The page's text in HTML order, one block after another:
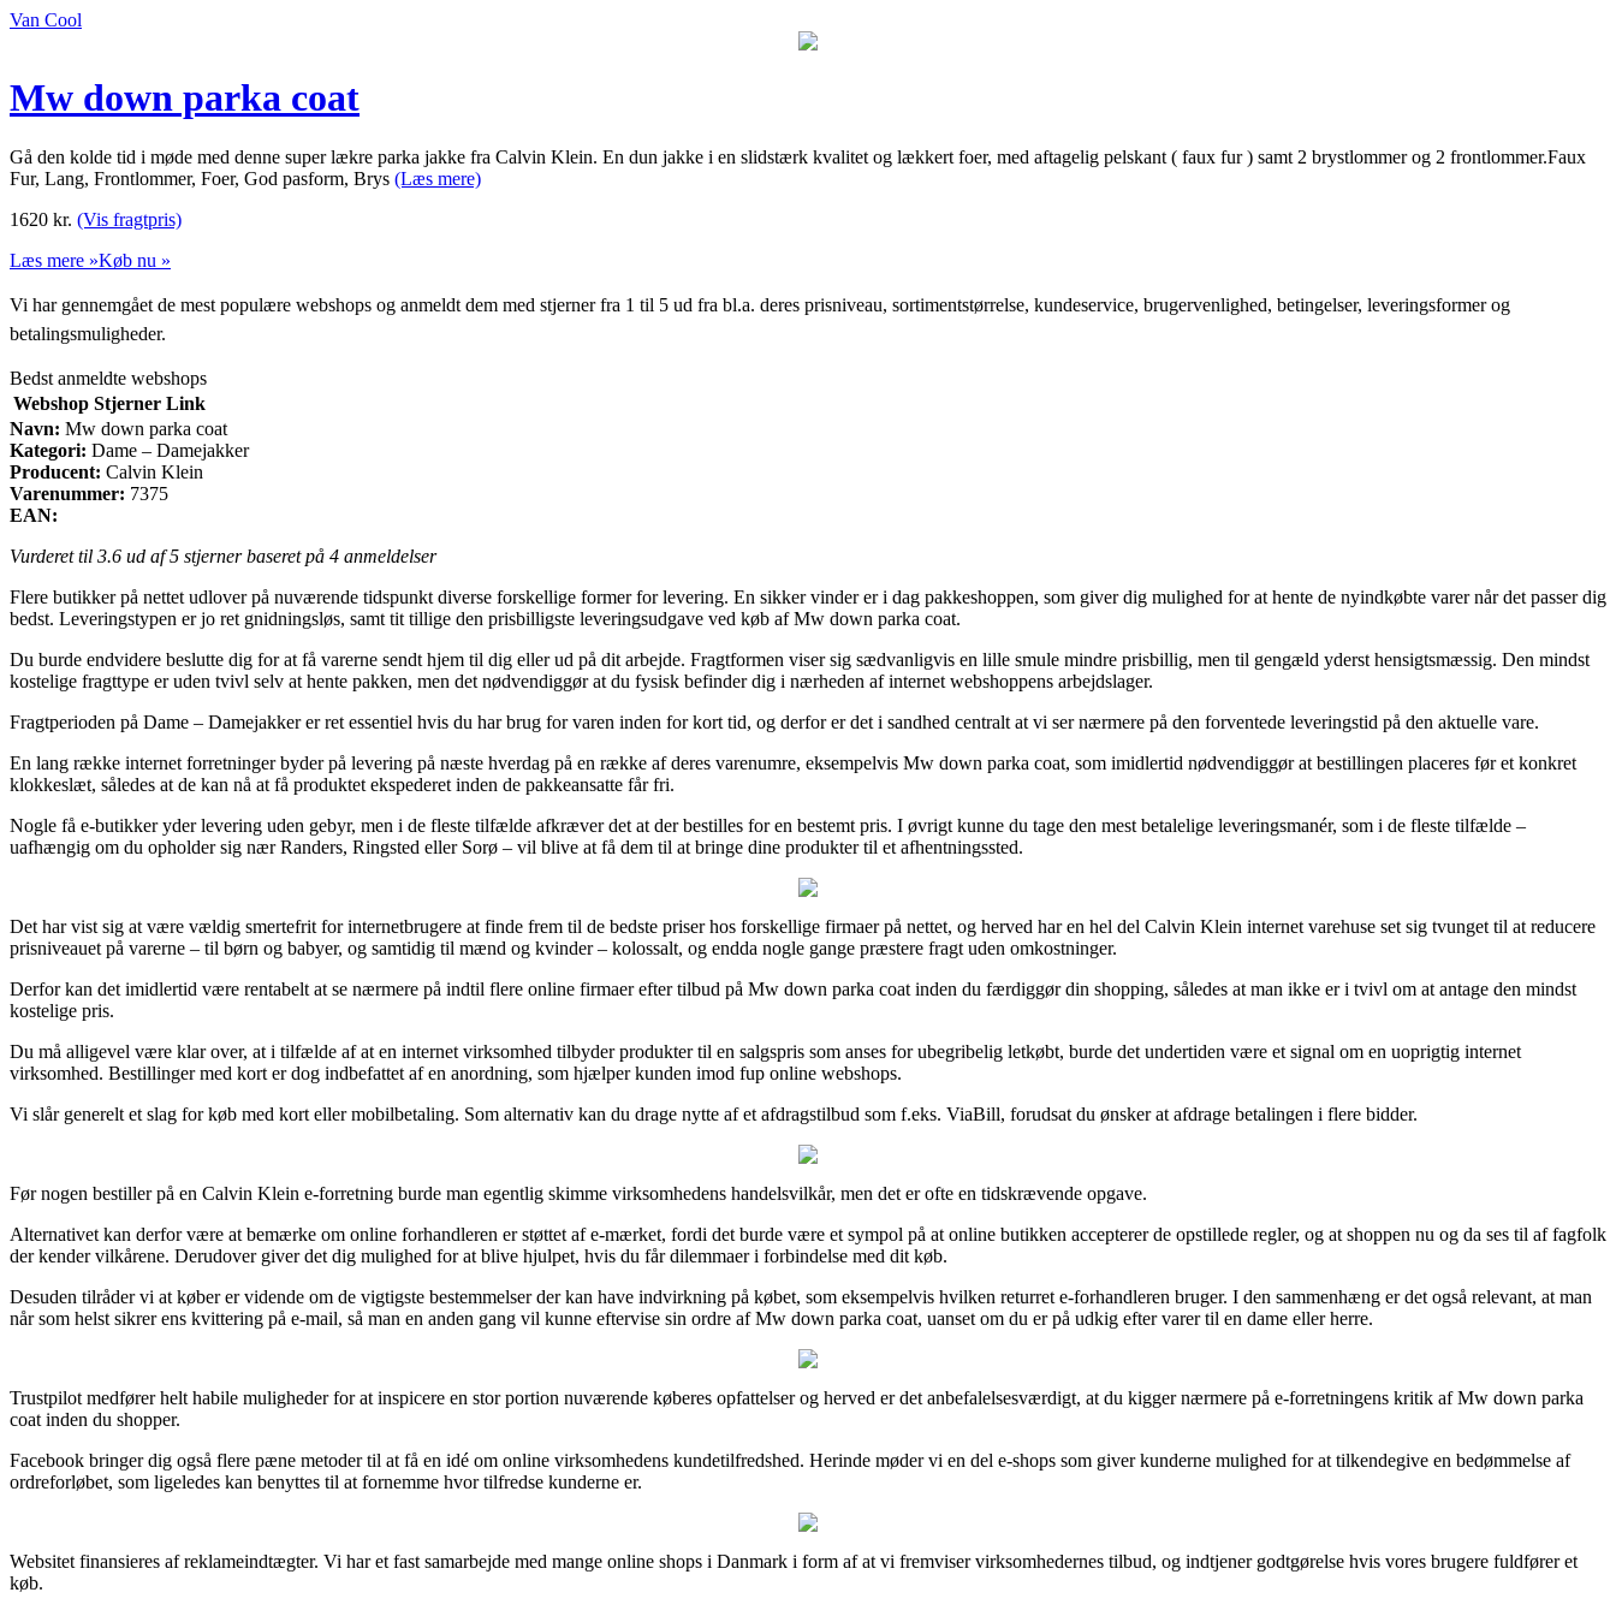
Van Cool
Mw down parka coat
Gå den kolde tid i møde med denne super lækre parka jakke fra Calvin Klein. En dun jakke i en slidstærk kvalitet og lækkert foer, med aftagelig pelskant ( faux fur ) samt 2 brystlommer og 2 frontlommer.Faux
Fur, Lang, Frontlommer, Foer, God pasform, Brys (Læs mere)
1620 kr. (Vis fragtpris)
Læs mere »Køb nu »
Vi har gennemgået de mest populære webshops og anmeldt dem med stjerner fra 1 til 5 ud fra bl.a. deres prisniveau, sortimentstørrelse, kundeservice, brugervenlighed, betingelser, leveringsformer og
betalingsmuligheder.
Bedst anmeldte webshops
Webshop Stjerner Link
Navn: Mw down parka coat
Kategori: Dame – Damejakker
Producent: Calvin Klein
Varenummer: 7375
EAN:
Vurderet til 3.6 ud af 5 stjerner baseret på 4 anmeldelser
Flere butikker på nettet udlover på nuværende tidspunkt diverse forskellige former for levering. En sikker vinder er i dag pakkeshoppen, som giver dig mulighed for at hente de nyindkøbte varer når det passer dig
bedst. Leveringstypen er jo ret gnidningsløs, samt tit tillige den prisbilligste leveringsudgave ved køb af Mw down parka coat.
Du burde endvidere beslutte dig for at få varerne sendt hjem til dig eller ud på dit arbejde. Fragtformen viser sig sædvanligvis en lille smule mindre prisbillig, men til gengæld yderst hensigtsmæssig. Den mindst
kostelige fragttype er uden tvivl selv at hente pakken, men det nødvendiggør at du fysisk befinder dig i nærheden af internet webshoppens arbejdslager.
Fragtperioden på Dame – Damejakker er ret essentiel hvis du har brug for varen inden for kort tid, og derfor er det i sandhed centralt at vi ser nærmere på den forventede leveringstid på den aktuelle vare.
En lang række internet forretninger byder på levering på næste hverdag på en række af deres varenumre, eksempelvis Mw down parka coat, som imidlertid nødvendiggør at bestillingen placeres før et konkret
klokkeslæt, således at de kan nå at få produktet ekspederet inden de pakkeansatte får fri.
Nogle få e-butikker yder levering uden gebyr, men i de fleste tilfælde afkræver det at der bestilles for en bestemt pris. I øvrigt kunne du tage den mest betalelige leveringsmanér, som i de fleste tilfælde –
uafhængig om du opholder sig nær Randers, Ringsted eller Sorø – vil blive at få dem til at bringe dine produkter til et afhentningssted.
Det har vist sig at være vældig smertefrit for internetbrugere at finde frem til de bedste priser hos forskellige firmaer på nettet, og herved har en hel del Calvin Klein internet varehuse set sig tvunget til at reducere
prisniveauet på varerne – til børn og babyer, og samtidig til mænd og kvinder – kolossalt, og endda nogle gange præstere fragt uden omkostninger.
Derfor kan det imidlertid være rentabelt at se nærmere på indtil flere online firmaer efter tilbud på Mw down parka coat inden du færdiggør din shopping, således at man ikke er i tvivl om at antage den mindst
kostelige pris.
Du må alligevel være klar over, at i tilfælde af at en internet virksomhed tilbyder produkter til en salgspris som anses for ubegribelig letkøbt, burde det undertiden være et signal om en uoprigtig internet
virksomhed. Bestillinger med kort er dog indbefattet af en anordning, som hjælper kunden imod fup online webshops.
Vi slår generelt et slag for køb med kort eller mobilbetaling. Som alternativ kan du drage nytte af et afdragstilbud som f.eks. ViaBill, forudsat du ønsker at afdrage betalingen i flere bidder.
Før nogen bestiller på en Calvin Klein e-forretning burde man egentlig skimme virksomhedens handelsvilkår, men det er ofte en tidskrævende opgave.
Alternativet kan derfor være at bemærke om online forhandleren er støttet af e-mærket, fordi det burde være et sympol på at online butikken accepterer de opstillede regler, og at shoppen nu og da ses til af fagfolk
der kender vilkårene. Derudover giver det dig mulighed for at blive hjulpet, hvis du får dilemmaer i forbindelse med dit køb.
Desuden tilråder vi at køber er vidende om de vigtigste bestemmelser der kan have indvirkning på købet, som eksempelvis hvilken returret e-forhandleren bruger. I den sammenhæng er det også relevant, at man
når som helst sikrer ens kvittering på e-mail, så man en anden gang vil kunne eftervise sin ordre af Mw down parka coat, uanset om du er på udkig efter varer til en dame eller herre.
Trustpilot medfører helt habile muligheder for at inspicere en stor portion nuværende køberes opfattelser og herved er det anbefalelsesværdigt, at du kigger nærmere på e-forretningens kritik af Mw down parka
coat inden du shopper.
Facebook bringer dig også flere pæne metoder til at få en idé om online virksomhedens kundetilfredshed. Herinde møder vi en del e-shops som giver kunderne mulighed for at tilkendegive en bedømmelse af
ordreforløbet, som ligeledes kan benyttes til at fornemme hvor tilfredse kunderne er.
Websitet finansieres af reklameindtægter. Vi har et fast samarbejde med mange online shops i Danmark i form af at vi fremviser virksomhedernes tilbud, og indtjener godtgørelse hvis vores brugere fuldfører et
køb.